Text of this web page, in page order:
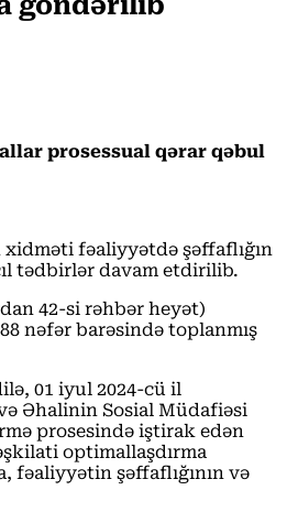
prosessual qərar qəbul
fəaliyyətdə şəffaflığın
tədbirlər davam etdirilib.
42-si rəhbər heyət)
nəfər barəsində toplanmış
01 iyul 2024-cü il
Əhalinin Sosial Müdafiəsi
prosesində iştirak edən
optimallaşdırma
fəaliyyətin şəffaflığının və